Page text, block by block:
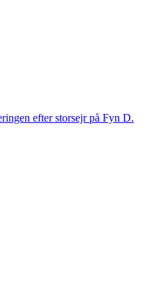
efter storsejr på Fyn D.